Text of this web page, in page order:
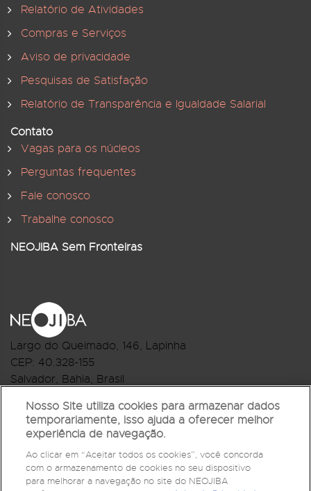
Relatório de Atividades
Compras e Serviços
Aviso de privacidade
Pesquisas de Satisfação
Relatório de Transparência e Igualdade Salarial
Contato
Vagas para os núcleos
Perguntas frequentes
Fale conosco
Trabalhe conosco
NEOJIBA Sem Fronteiras
Largo do Queimado, 146, Lapinha
CEP: 40.328-155
Salvador, Bahia, Brasil
R.Monte Castelo Nº 62, Bairro Barbalho
CEP: 40.301-210
Salvador, Bahia, Brasil
Telefone:(71) 3032-1073
Nosso Site utiliza cookies para armazenar dados
temporariamente, isso ajuda a oferecer melhor
experiência de navegação.
Ao clicar em “Aceitar todos os cookies”, você concorda
com o armazenamento de cookies no seu dispositivo
para melhorar a navegação no site do NEOJIBA